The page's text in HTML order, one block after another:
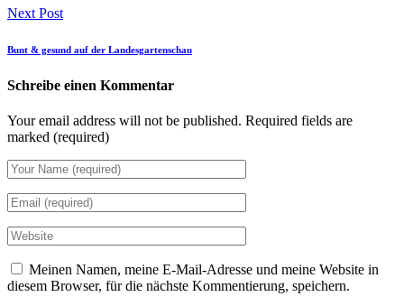
Next Post
Bunt & gesund auf der Landesgartenschau
Schreibe einen Kommentar
Your email address will not be published. Required fields are
marked (required)
Meinen Namen, meine E-Mail-Adresse und meine Website in
diesem Browser, für die nächste Kommentierung, speichern.